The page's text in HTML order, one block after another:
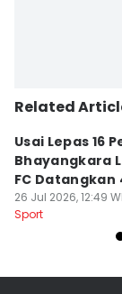
Related
Usai Lepas 16
Bhayangkara
FC Datangkan
Rekrutan
26 Jul 2026, 12:49
Sport